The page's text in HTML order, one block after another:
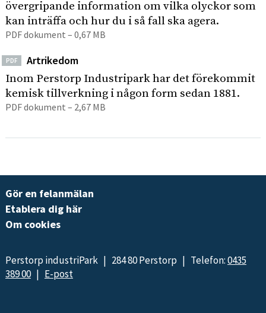
övergripande information om vilka olyckor som
kan inträffa och hur du i så fall ska agera.
PDF dokument – 0,67 MB
PDF
Artrikedom
Inom Perstorp Industripark har det förekommit
kemisk tillverkning i någon form sedan 1881.
PDF dokument – 2,67 MB
Gör en felanmälan
Etablera dig här
Om cookies
Perstorp industriPark | 284 80 Perstorp | Telefon:0435
389 00| E-post